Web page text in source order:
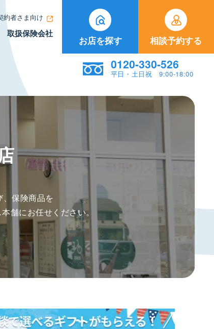
約者さま向け
取扱保険会社
お店を探す 相談予約する
0120-330-526
平日・土日祝 9:00-18:00
保険商品を
舗にお任せください。